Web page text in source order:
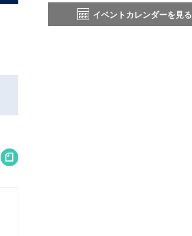
イベントカレンダーを見る